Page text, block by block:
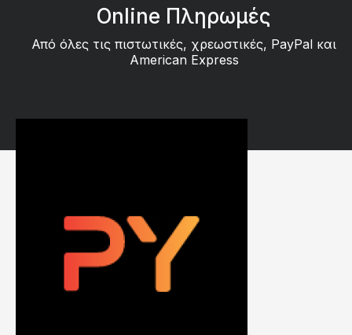
Online Πληρωμές
Από όλες τις πιστωτικές, χρεωστικές, PayPal και
American Express